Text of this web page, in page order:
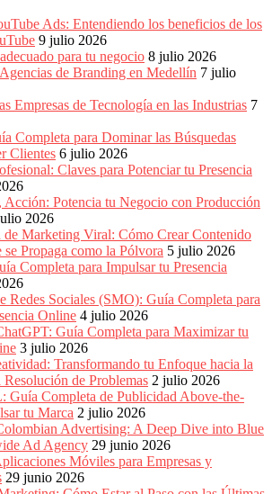
Ads: Entendiendo los beneficios de los
9 julio 2026
para tu negocio 8 julio 2026
de Branding en Medellín 7 julio
Empresas de Tecnología en las Industrias 7
Completa para Dominar las Búsquedas
Clientes 6 julio 2026
Claves para Potenciar tu Presencia
Acción: Potencia tu Negocio con Producción
2026
Marketing Viral: Cómo Crear Contenido
se Propaga como la Pólvora 5 julio 2026
Completa para Impulsar tu Presencia
Redes Sociales (SMO): Guía Completa para
Online 4 julio 2026
Guía Completa para Maximizar tu
3 julio 2026
Transformando tu Enfoque hacia la
de Problemas 2 julio 2026
Guía Completa de Publicidad Above-the-
tu Marca 2 julio 2026
Advertising: A Deep Dive into Blue
Ad Agency 29 junio 2026
Móviles para Empresas y
29 junio 2026